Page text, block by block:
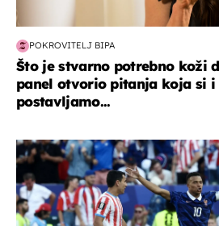
POKROVITELJ BIPA
Što je stvarno potrebno koži
panel otvorio pitanja koja si i
postavljamo...
svjetsko prvenstvo 2026